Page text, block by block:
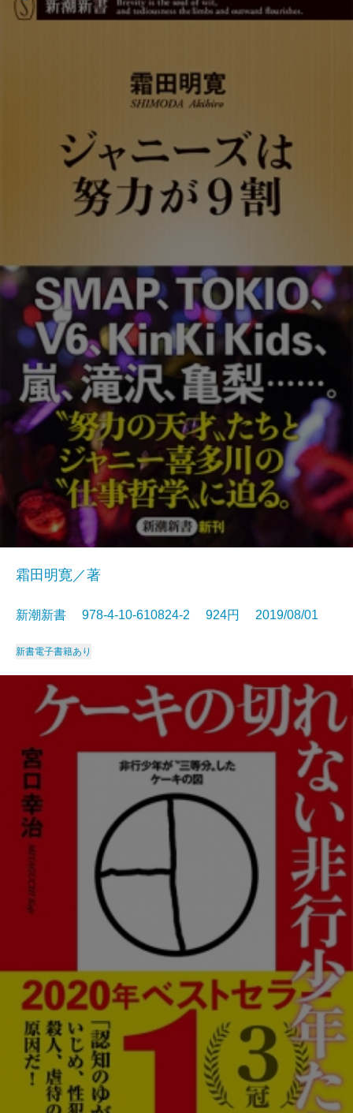
霜田明寛／著
新潮新書 978-4-10-610824-2 924円 2019/08/01
新書電子書籍あり